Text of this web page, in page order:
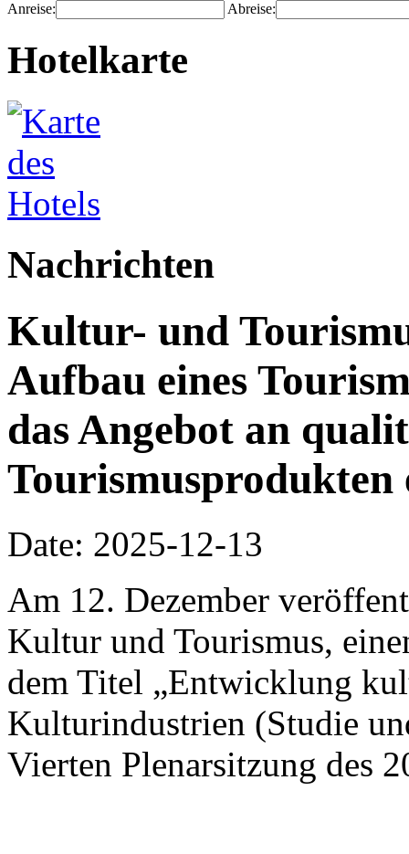
Anreise: Abreise:
Hotelkarte
Nachrichten
Kultur- und
Aufbau eines
das Angebot an
Tourismusprodukten
Date: 2025-12-13
Am 12. Dezember
Kultur und Tourismus,
dem Titel „Entwicklung
Kulturindustrien (Studie
Vierten Plenarsitzung des